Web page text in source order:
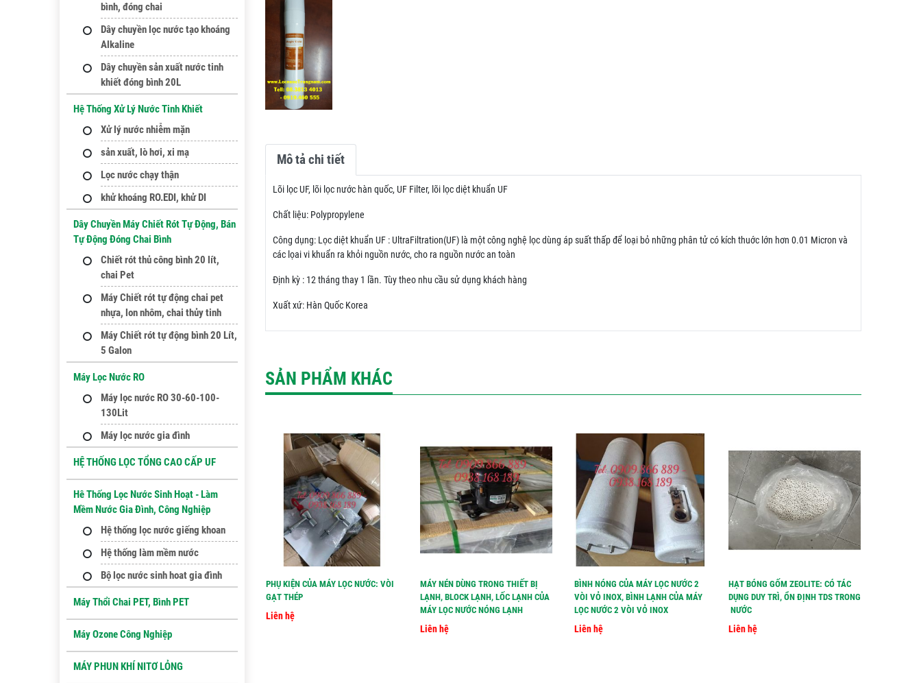
Mô tả chi tiết
Lõi lọc UF, lõi lọc nước hàn quốc, UF Filter, lõi lọc diệt khuẩn UF
Chất liệu: Polypropylene
Công dụng: Lọc diệt khuẩn UF : UltraFiltration(UF) là một công nghệ lọc dùng áp suất thấp để loại bỏ những phân tử có kích thuớc lớn hơn 0.01 Micron và
các lọai vi khuẩn ra khỏi nguồn nước, cho ra nguồn nước an toàn
Định kỳ : 12 tháng thay 1 lần. Tùy theo nhu cầu sử dụng khách hàng
Xuất xứ: Hàn Quốc Korea
SẢN PHẨM KHÁC
PHỤ KIỆN CỦA MÁY LỌC NƯỚC: VÒI
GẠT THÉP
Liên hệ
MÁY NÉN DÙNG TRONG THIẾT BỊ
LẠNH, BLOCK LẠNH, LỐC LẠNH CỦA
MÁY LỌC NƯỚC NÓNG LẠNH
Liên hệ
BÌNH NÓNG CỦA MÁY LỌC NƯỚC 2
VÒI VỎ INOX, BÌNH LẠNH CỦA MÁY
LỌC NƯỚC 2 VÒI VỎ INOX
Liên hệ
HẠT BÓNG GỐM ZEOLITE: CÓ TÁC
DỤNG DUY TRÌ, ỔN ĐỊNH TDS TRONG
NƯỚC
Liên hệ
bình, đóng chai
Dây chuyền lọc nước tạo khoáng
Alkaline
Dây chuyền sản xuất nước tinh
khiết đóng bình 20L
Hệ Thống Xử Lý Nước Tinh Khiết
Xử lý nước nhiễm mặn
sản xuất, lò hơi, xi mạ
Lọc nước chạy thận
khử khoáng RO.EDI, khử DI
Dây Chuyền Máy Chiết Rót Tự Động, Bán
Tự Động Đóng Chai Bình
Chiết rót thủ công bình 20 lít,
chai Pet
Máy Chiết rót tự động chai pet
nhựa, lon nhôm, chai thủy tinh
Máy Chiết rót tự động bình 20 Lít,
5 Galon
Máy Lọc Nước RO
Máy lọc nước RO 30-60-100-
130Lit
Máy lọc nước gia đình
HỆ THỐNG LỌC TỔNG CAO CẤP UF
Hê Thống Lọc Nước Sinh Hoạt - Làm
Mềm Nước Gia Đình, Công Nghiệp
Hệ thống lọc nước giếng khoan
Hệ thống làm mềm nước
Bộ lọc nước sinh hoat gia đình
Máy Thổi Chai PET, Bình PET
Máy Ozone Công Nghiệp
MÁY PHUN KHÍ NITƠ LỎNG